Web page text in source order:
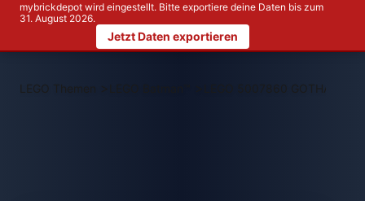
mybrickdepot wird eingestellt. Bitte exportiere deine Daten bis zum
31. August 2026.
Jetzt Daten exportieren
LEGO Themen > LEGO 5007860 GOTHAM